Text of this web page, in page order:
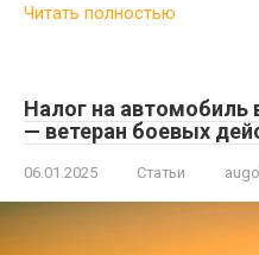
Читать полностью
Налог на автомобиль
— ветеран боевых
06.01.2025 Статьи